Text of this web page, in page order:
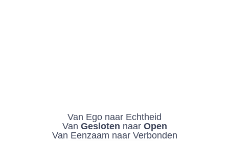
Van Ego naar Echtheid
Van Gesloten naar Open
Van Eenzaam naar Verbonden